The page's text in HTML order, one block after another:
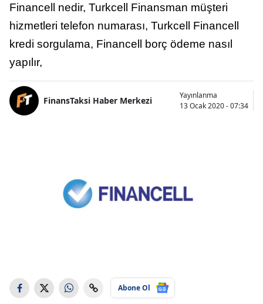
Financell nedir, Turkcell Finansman müşteri
hizmetleri telefon numarası, Turkcell Financell
kredi sorgulama, Financell borç ödeme nasıl
yapılır,
FinansTaksi Haber Merkezi
Yayınlanma
13 Ocak 2020 - 07:34
Abone Ol